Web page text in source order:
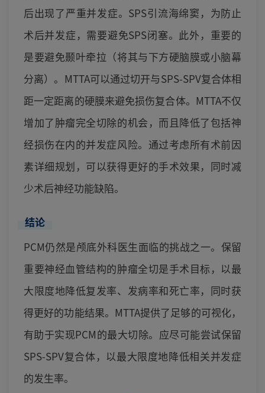
后出现了严重并发症。SPS引流海绵窦，为防止
术后并发症，需要避免SPS闭塞。此外，重要的
是要避免颞叶牵拉（将其与下方硬脑膜或小脑幕
分离）。MTTA可以通过切开与SPS-SPV复合体相
距一定距离的硬膜来避免损伤复合体。MTTA不仅
增加了肿瘤完全切除的机会，而且降低了包括神
经损伤在内的并发症风险。通过考虑所有术前因
素详细规划，可以获得更好的手术效果，同时减
少术后神经功能缺陷。
结论
PCM仍然是颅底外科医生面临的挑战之一。保留
重要神经血管结构的肿瘤全切是手术目标，以最
大限度地降低复发率、发病率和死亡率，同时获
得更好的功能结果。MTTA提供了足够的可视化，
有助于实现PCM的最大切除。应尽可能尝试保留
SPS-SPV复合体，以最大限度地降低相关并发症
的发生率。